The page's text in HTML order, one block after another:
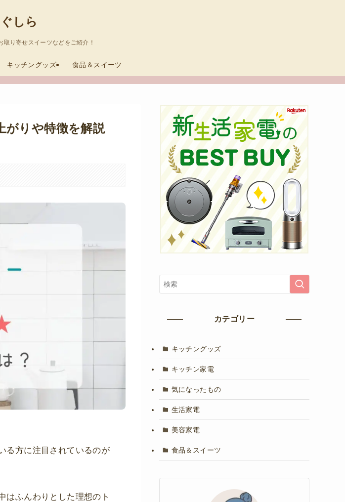
しら
り寄せスイーツなどをご紹介！
キッチングッズ 食品＆スイーツ
がりや特徴を解説
る方に注目されているのが
はふんわりとした理想のト
カテゴリー
キッチングッズ
キッチン家電
気になったもの
生活家電
美容家電
食品＆スイーツ